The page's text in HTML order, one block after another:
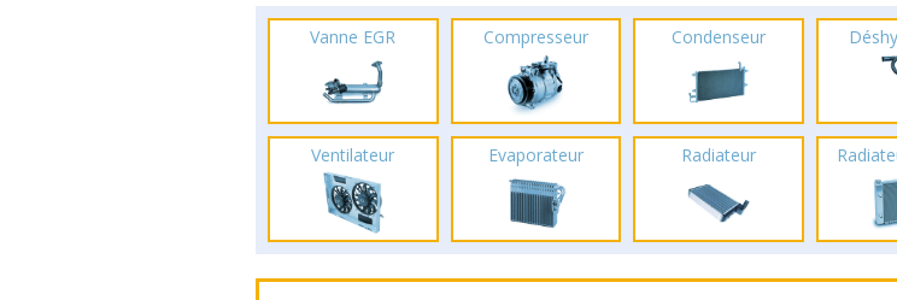
Vanne EGR Compresseur Condenseur
Ventilateur Evaporateur Radiateur